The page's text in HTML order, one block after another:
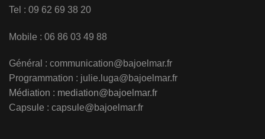
Tel : 09 62 69 38 20
Mobile : 06 86 03 49 88
Général : communication@bajoelmar.fr
Programmation : julie.luga@bajoelmar.fr
Médiation : mediation@bajoelmar.fr
Capsule : capsule@bajoelmar.fr